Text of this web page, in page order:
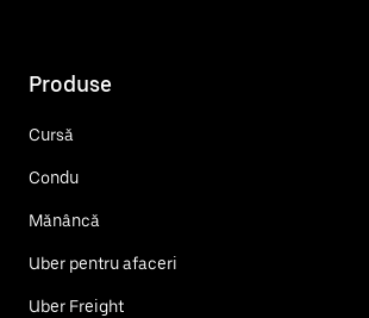
Produse
Cursă
Condu
Mănâncă
Uber pentru afaceri
Uber Freight